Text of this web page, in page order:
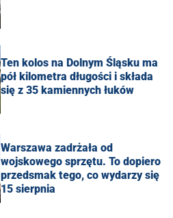
Ten kolos na Dolnym Śląsku ma
pół kilometra długości i składa
się z 35 kamiennych łuków
Warszawa zadrżała od
wojskowego sprzętu. To dopiero
przedsmak tego, co wydarzy się
15 sierpnia